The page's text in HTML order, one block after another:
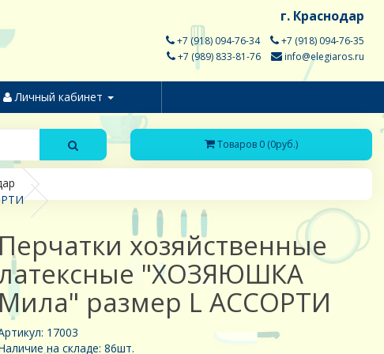
г. Краснодар
+7 (918) 094-76-34
+7 (918) 094-76-35
+7 (989) 833-81-76
info@elegiaros.ru
Личный кабинет
Товаров 0 (0руб.)
Перчатки хозяйственные
"ХОЗЯЮШКА
Мила" размер L АССОРТИ
17003
на складе: 86шт.